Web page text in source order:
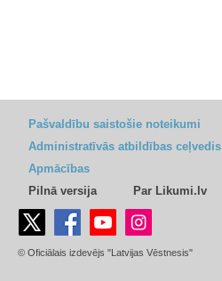
Pašvaldību saistošie noteikumi
Administratīvās atbildības ceļvedis
Apmācības
Pilnā versija
Par Likumi.lv
© Oficiālais izdevējs "Latvijas Vēstnesis"